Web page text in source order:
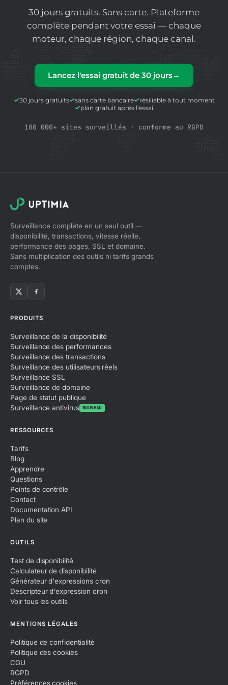
30 jours gratuits. Sans carte. Plateforme
complète pendant votre essai — chaque
moteur, chaque région, chaque canal.
Lancez l'essai gratuit de 30 jours→
30 jours gratuits sans carte bancaire
résiliable à tout moment
plan gratuit après l'essai
100 000+ sites surveillés · conforme au RGPD
Surveillance complète en un seul outil —
disponibilité, transactions, vitesse réelle,
performance des pages, SSL et domaine.
Sans multiplication des outils ni tarifs grands
comptes.
PRODUITS
Surveillance de la disponibilité
Surveillance des performances
Surveillance des transactions
Surveillance des utilisateurs réels
Surveillance SSL
Surveillance de domaine
Page de statut publique
Surveillance antivirus NOUVEAU
RESSOURCES
Tarifs
Blog
Apprendre
Questions
Points de contrôle
Contact
Documentation API
Plan du site
OUTILS
Test de disponibilité
Calculateur de disponibilité
Générateur d'expressions cron
Descripteur d'expression cron
Voir tous les outils
MENTIONS LÉGALES
Politique de confidentialité
Politique des cookies
CGU
RGPD
Préférences cookies